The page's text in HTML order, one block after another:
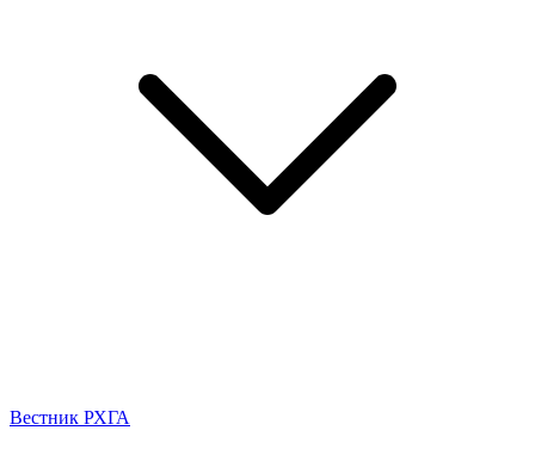
Вестник РХГА